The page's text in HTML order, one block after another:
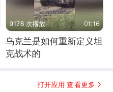
9178 次播放 01:16
乌克兰是如何重新定义坦
克战术的
打开应用 查看更多